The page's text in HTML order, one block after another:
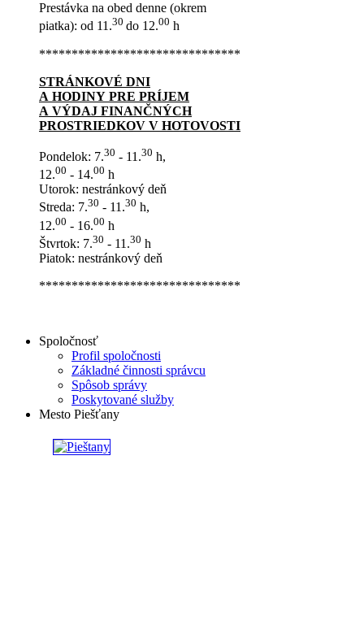
Prestávka na obed denne (okrem
piatka): od 11.30 do 12.00 h
*******************************
STRÁNKOVÉ DNI
A HODINY PRE PRÍJEM
A VÝDAJ FINANČNÝCH
PROSTRIEDKOV V HOTOVOSTI
Pondelok: 7.30 - 11.30 h,
12.00 - 14.00 h
Utorok: nestránkový deň
Streda: 7.30 - 11.30 h,
12.00 - 16.00 h
Štvrtok: 7.30 - 11.30 h
Piatok: nestránkový deň
*******************************
Spoločnosť
Profil spoločnosti
Základné činnosti správcu
Spôsob správy
Poskytované služby
Mesto Piešťany